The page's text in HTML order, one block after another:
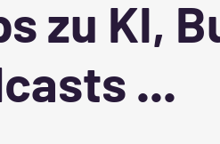
zu KI,
...